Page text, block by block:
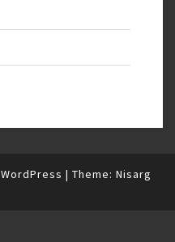
WordPress | Theme: Nisarg